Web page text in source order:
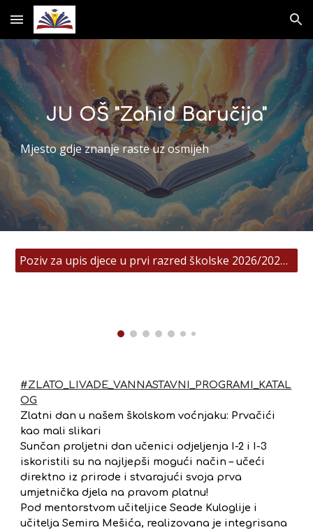
Skip to main content Skip to navigation
JU OŠ "Zahid Baručija"
Mjesto gdje znanje raste uz osmijeh
Poziv za upis djece u prvi razred školske 2026/2027. godine
#ZLATO_LIVADE_VANNASTAVNI_PROGRAMI_KATAL
OG
Zlatni dan u našem školskom voćnjaku: Prvačići
kao mali slikari
Sunčan proljetni dan učenici odjeljenja I-2 i I-3
iskoristili su na najljepši mogući način – učeći
direktno iz prirode i stvarajući svoja prva
umjetnička djela na pravom platnu!
Pod mentorstvom učiteljice Seade Kuloglije i
učitelja Semira Mešića, realizovana je integrisana